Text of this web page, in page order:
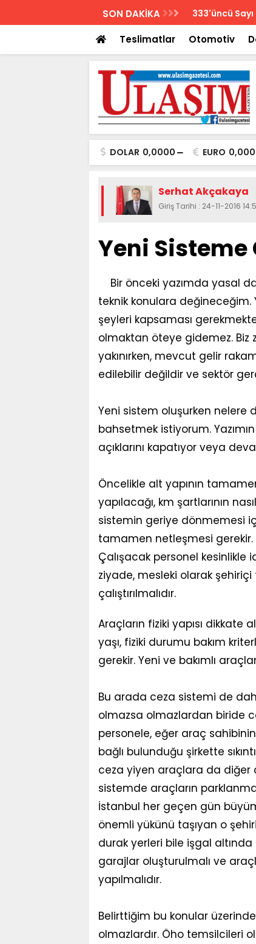
SON DAKİKA Biletler 12
Teslimatlar Otomotiv
DOLAR 0,0000 EURO
Serhat Akçakaya
Giriş Tarihi : 24-11-2016
Yeni Sisteme
Bir önceki yazımda yasal
teknik konulara
şeyleri kapsaması
olmaktan öteye gidemez. Biz
yakınırken, mevcut gelir
edilebilir değildir ve sektör
Yeni sistem oluşurken nelere
bahsetmek istiyorum.
açıklarını kapatıyor veya
Öncelikle alt yapının
yapılacağı, km şartlarının
sistemin geriye dönmemesi
tamamen netleşmesi gerekir.
Çalışacak personel
ziyade, mesleki olarak
çalıştırılmalıdır.
Araçların fiziki yapısı dikkate
yaşı, fiziki durumu bakım
gerekir. Yeni ve bakımlı
Bu arada ceza sistemi de
olmazsa olmazlardan biride
personele, eğer araç
bağlı bulunduğu şirkette
ceza yiyen araçlara da diğer
sistemde araçların
İstanbul her geçen gün
önemli yükünü taşıyan o
durak yerleri bile işgal
garajlar oluşturulmalı ve
yapılmalıdır.
Belirttiğim bu konular
olmazlardır. Öho temsilcileri